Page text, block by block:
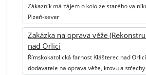
Zákazník má zájem o kolo ze starého
Plzeň-sever
Zakázka na oprava věže
nad Orlicí
Římskokatolická farnost Klášterec nad
dodavatele na oprava věže, krovu a